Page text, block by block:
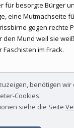
für besorgte Bürger
eine Mutmachseite
gegen rechte
den Mund weil sie
im Frack.
benötigen wir
Cookies.
siehe die Seite